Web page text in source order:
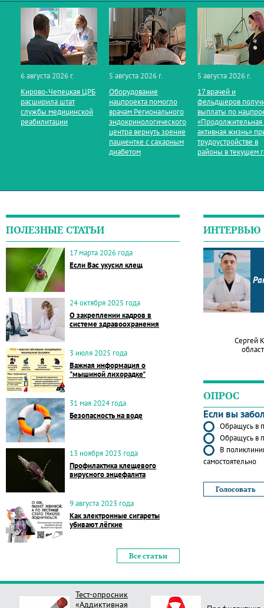
6 августа 2026 г.
Кирово‑Чепецкая ЦРБ
расширила штат
службы медицинской
реабилитации
5 августа 2026 г.
Оборудование
нацпроекта помогло
врачам Регионального
эндокринологического
центра вернуть зрение
пациентке с сахарным
диабетом
5 августа 2026 г.
17 врачей и
фельдшеров
выплаты по
«Продолжительная
активная жизнь»
трудоустройстве в
районы в текущем
ПОЛЕЗНЫЕ СТАТЬИ
17 марта 2026 года
Если Вас укусил клещ
24 октября 2025 года
О закреплении кадров в
системе здравоохранения
3 июля 2025 года
Важная информация о
"мышиной лихорадке"
31 мая 2024 года
Безопасность на воде
13 ноября 2023 года
Профилактика клещевого
вирусного энцефалита
9 августа 2023 года
Как электронные сигареты
убивают лёгкие
Все статьи
ИНТЕРВЬЮ
Сергей
ОПРОС
Если вы
Обращусь в
Обращусь в
В
самостоятельно